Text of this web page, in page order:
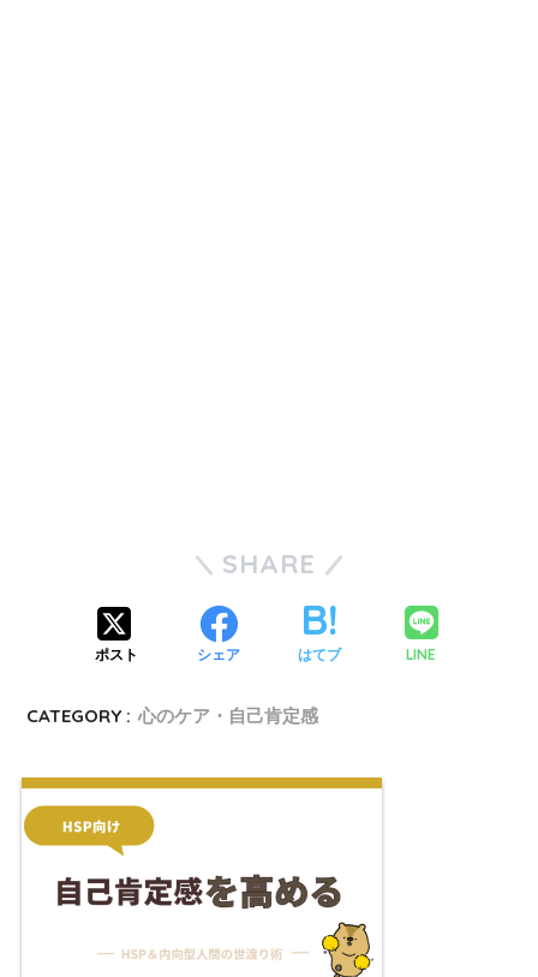
SHARE
ポスト シェア はてブ LINE
CATEGORY : 心のケア・自己肯定感